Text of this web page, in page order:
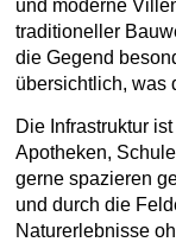
und moderne
traditioneller
die Gegend
übersichtlich, was
Die Infrastruktur
Apotheken,
gerne spazieren
und durch die
Naturerlebnisse